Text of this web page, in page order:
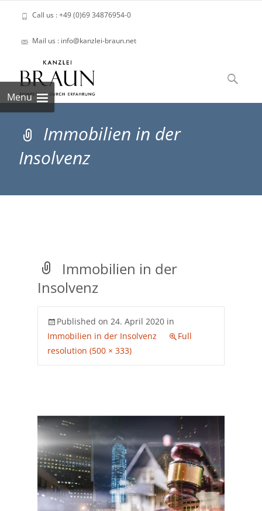
Call us : +49 (0)69 34876954-0
Mail us : info@kanzlei-braun.net
Menu
to
content
Suchen
nach:
Immobilien in der
Insolvenz
Immobilien in der
Insolvenz
Published on 24. April 2020 in
Immobilien in der Insolvenz
Full
resolution (500 × 333)
←Previous Next→